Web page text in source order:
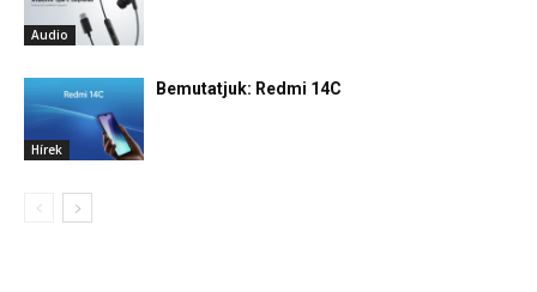
Audio
Hírek
Bemutatjuk: Redmi 14C